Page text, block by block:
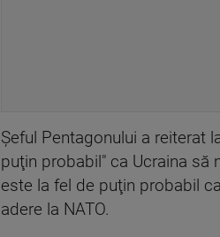
Şeful Pentagonului a reiterat
puţin probabil" ca Ucraina să
este la fel de puţin probabil
adere la NATO.